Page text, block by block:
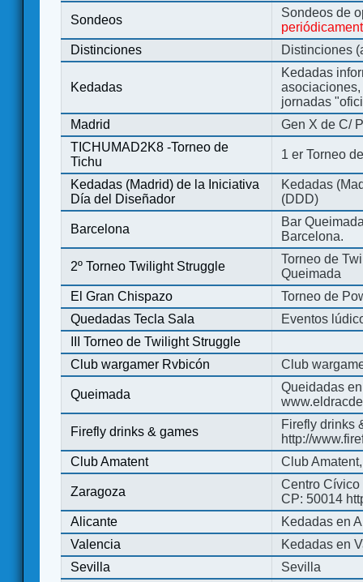
Sondeos
Sondeos de
Distinciones
Distinciones
Kedadas
Kedadas
jornadas
Madrid
Gen X de C/
TICHUMAD2K8 -Torneo de
Tichu
1 er Torneo
Kedadas (Madrid) de la Iniciativa
Día del Diseñador
Kedadas
(DDD)
Barcelona
Bar
Barcelona.
2º Torneo Twilight Struggle
Torneo de
Queimada
El Gran Chispazo
Torneo de
Quedadas Tecla Sala
Eventos
III Torneo de Twilight Struggle
Club wargamer Rvbicón
Club
Queimada
Queidadas
Firefly drinks & games
Firefly drinks
http://
Club Amatent
Club
Zaragoza
Centro Cívico
CP: 50014
Alicante
Kedadas en
Valencia
Kedadas en
Sevilla
Sevilla